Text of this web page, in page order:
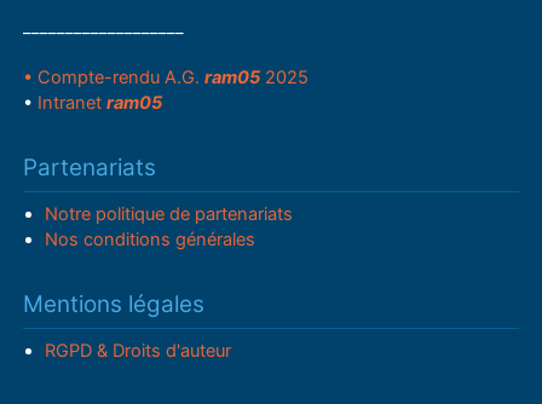
• Compte-rendu A.G.ram05 2025
• Intranetram05
Partenariats
Notre politique de partenariats
Nos conditions générales
Mentions légales
RGPD & Droits d'auteur